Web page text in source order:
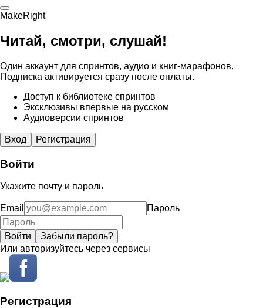
MakeRight
Читай, смотри, слушай!
Один аккаунт для спринтов, аудио и книг-марафонов.
Подписка активируется сразу после оплаты.
Доступ к библиотеке спринтов
Эксклюзивы впервые на русском
Аудиоверсии спринтов
Вход Регистрация
Войти
Укажите почту и пароль
Email Пароль
Войти
Забыли пароль?
Или авторизуйтесь через сервисы
Регистрация